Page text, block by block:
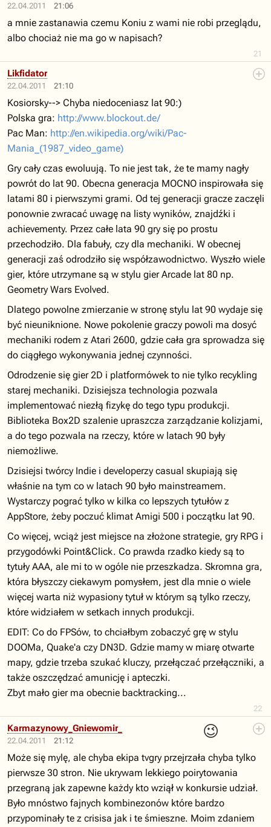
22.04.2011 21:06
21
a mnie zastanawia czemu Koniu z wami nie robi przeglądu,
albo chociaż nie ma go w napisach?
22.04.2011 21:10
22
Likfidator
Kosiorsky--> Chyba niedoceniasz lat 90:)
Polska gra: http://www.blockout.de/
Pac Man: http://en.wikipedia.org/wiki/Pac-
Mania_(1987_video_game)
Gry cały czas ewoluują. To nie jest tak, że te mamy nagły
powrót do lat 90. Obecna generacja MOCNO inspirowała się
latami 80 i pierwszymi grami. Od tej generacji gracze zaczęli
ponownie zwracać uwagę na listy wyników, znajdźki i
achievementy. Przez całe lata 90 gry się po prostu
przechodziło. Dla fabuły, czy dla mechaniki. W obecnej
generacji zaś odrodziło się współzawodnictwo. Wyszło wiele
gier, które utrzymane są w stylu gier Arcade lat 80 np.
Geometry Wars Evolved.
Dlatego powolne zmierzanie w stronę stylu lat 90 wydaje się
być nieuniknione. Nowe pokolenie graczy powoli ma dosyć
mechaniki rodem z Atari 2600, gdzie cała gra sprowadza się
do ciągłego wykonywania jednej czynności.
Odrodzenie się gier 2D i platformówek to nie tylko recykling
starej mechaniki. Dzisiejsza technologia pozwala
implementować niezłą fizykę do tego typu produkcji.
Biblioteka Box2D szalenie upraszcza zarządzanie kolizjami,
a do tego pozwala na rzeczy, które w latach 90 były
niemożliwe.
Dzisiejsi twórcy Indie i developerzy casual skupiają się
właśnie na tym co w latach 90 było mainstreamem.
Wystarczy pograć tylko w kilka co lepszych tytułów z
AppStore, żeby poczuć klimat Amigi 500 i początku lat 90.
Co więcej, wciąż jest miejsce na złożone strategie, gry RPG i
przygodówki Point&Click. Co prawda rzadko kiedy są to
tytuły AAA, ale mi to w ogóle nie przeszkadza. Skromna gra,
która błyszczy ciekawym pomysłem, jest dla mnie o wiele
więcej warta niż wypasiony tytuł w którym są tylko rzeczy,
które widziałem w setkach innych produkcji.
EDIT: Co do FPSów, to chciałbym zobaczyć grę w stylu
DOOMa, Quake'a czy DN3D. Gdzie mamy w miarę otwarte
mapy, gdzie trzeba szukać kluczy, przełączać przełączniki, a
także oszczędzać amunicję i apteczki.
Zbyt mało gier ma obecnie backtracking...
22.04.2011 21:12
😉
Karmazynowy_Gniewomir_NPC
Może się mylę, ale chyba ekipa tvgry przejrzała chyba tylko
pierwsze 30 stron. Nie ukrywam lekkiego poirytowania
przegraną jak zapewne każdy kto wziął w konkursie udział.
Było mnóstwo fajnych kombinezonów które bardzo
przypominały te z crisisa jak i te śmieszne. Moim zdaniem